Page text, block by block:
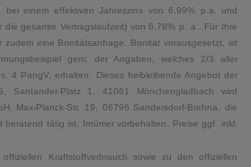
bei einem effektiven Jahreszins von 6,99% p.a. und
die gesamte Vertragslaufzeit) von 6,78% p. a.. Für Ihre
zudem eine Bonitätsanfrage. Bonität vorausgesetzt, ist
gem. der Angaben, welches 2/3 aller
4 PangV, erhalten. Dieses freibleibende Angebot der
Santander-Platz 1, 41061 Mönchengladbach wird
Max-Planck-Str. 19, 06796 Sandersdorf-Brehna, die
beratend tätig ist. Irrtümer vorbehalten. Preise ggf. inkl.
Kraftstoffverbrauch sowie zu den offiziellen